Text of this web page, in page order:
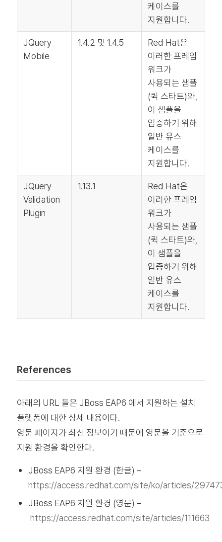
케이스를
지원합니다.
JQuery
Mobile
1.4.2 및 1.4.5
Red Hat은
이러한 프레임
워크가
사용되는 샘플
(퀵 스타트)와,
이 샘플을
입증하기 위해
일반 유스
케이스를
지원합니다.
JQuery
Validation
Plugin
1.13.1
Red Hat은
이러한 프레임
워크가
사용되는 샘플
(퀵 스타트)와,
이 샘플을
입증하기 위해
일반 유스
케이스를
지원합니다.
References
아래의 URL 들은 JBoss EAP6 에서 지원하는 설치
플랫폼에 대한 상세 내용이다.
영문 페이지가 최신 정보이기 때문에 영문을 기준으로
지원 환경을 확인한다.
JBoss EAP6 지원 환경 (한글) –
https://access.redhat.com/site/ko/articles/
JBoss EAP6 지원 환경 (영문) –
https://access.redhat.com/site/articles/111663